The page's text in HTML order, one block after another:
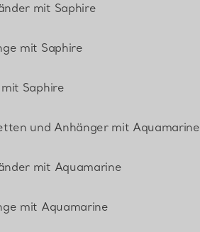
mit Saphire
mit Saphire
Saphire
und Anhänger mit Aquamarine
mit Aquamarine
mit Aquamarine